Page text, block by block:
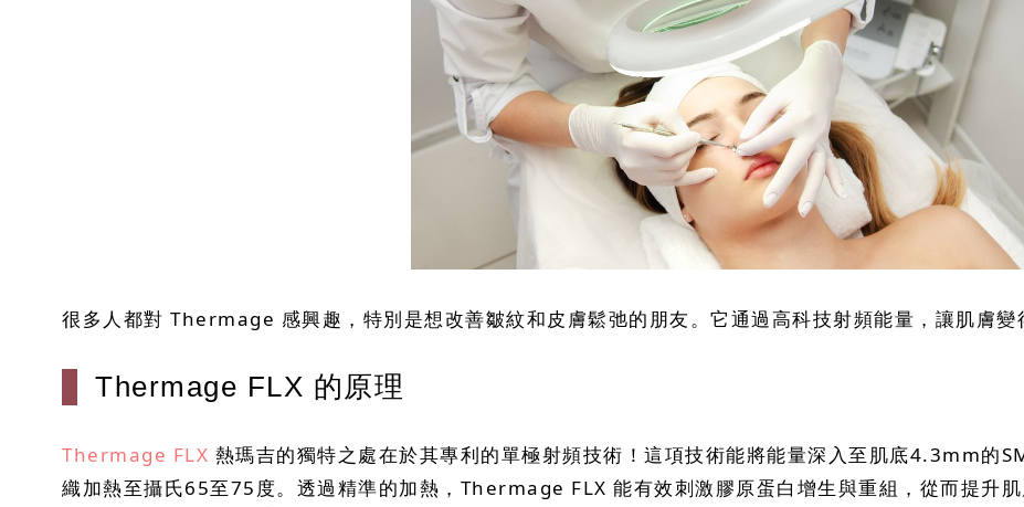
很多人都對 Thermage 感興趣，特別是想改善皺紋和皮膚鬆弛的朋友。它通過高科技射頻能量，讓肌膚變
Thermage FLX 的原理
Thermage FLX 熱瑪吉的獨特之處在於其專利的單極射頻技術！這項技術能將能量深入至肌底4.3mm的
織加熱至攝氏65至75度。透過精準的加熱，Thermage FLX 能有效刺激膠原蛋白增生與重組，從而提升